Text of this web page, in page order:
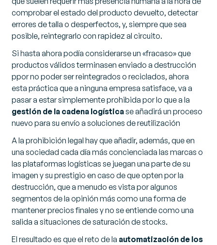
comprobar el estado del producto devuelto, detectar
errores de talla o desperfectos, y, siempre que sea
posible, reintegrarlo con rapidez al circuito.
Si hasta ahora podía considerarse un «fracaso» que
productos válidos terminasen enviado a destrucción
ppor no poder ser reintegrados o reciclados, ahora
esta práctica que a ninguna empresa satisface, va a
pasar a estar simplemente prohibida por lo que a la
gestión de la cadena logísticase añadirá un proceso
nuevo para su envío a soluciones de reutilización
A la prohibición legal hay que añadir, además, que en
una sociedad cada día más concienciada las marcas o
las plataformas logísticas se juegan una parte de su
imagen y su prestigio en caso de que opten por la
destrucción, que a menudo es vista por algunos
segmentos de la opinión más como una forma de
mantener precios finales y no se entiende como una
salida a situaciones de saturación de stocks.
El resultado es que el reto de la automatización de los